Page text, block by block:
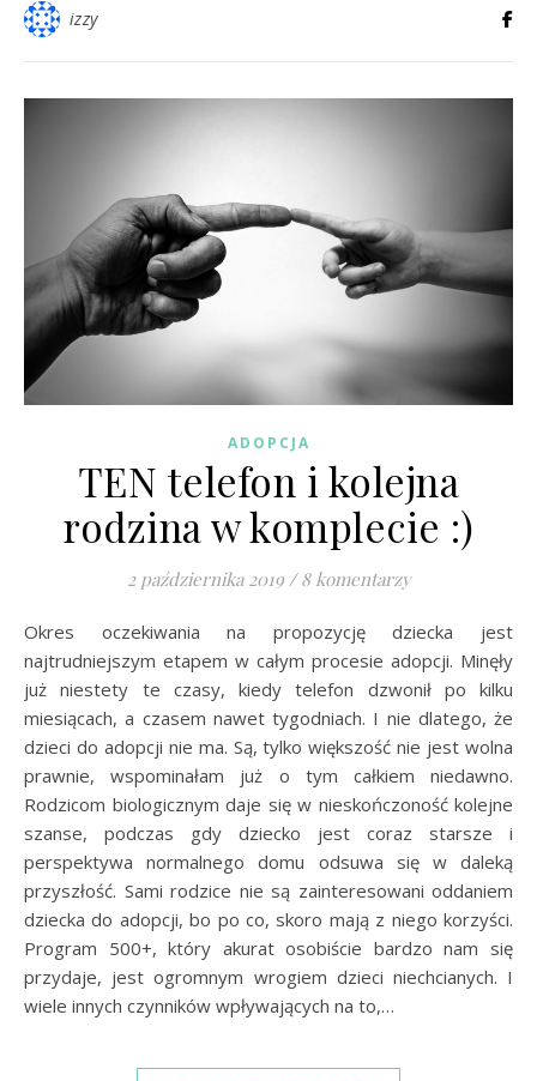
izzy
ADOPCJA
TEN telefon i kolejna
rodzina w komplecie :)
2 października 2019 / 8 komentarzy
Okres oczekiwania na propozycję dziecka jest
najtrudniejszym etapem w całym procesie adopcji. Minęły
już niestety te czasy, kiedy telefon dzwonił po kilku
miesiącach, a czasem nawet tygodniach. I nie dlatego, że
dzieci do adopcji nie ma. Są, tylko większość nie jest wolna
prawnie, wspominałam już o tym całkiem niedawno.
Rodzicom biologicznym daje się w nieskończoność kolejne
szanse, podczas gdy dziecko jest coraz starsze i
perspektywa normalnego domu odsuwa się w daleką
przyszłość. Sami rodzice nie są zainteresowani oddaniem
dziecka do adopcji, bo po co, skoro mają z niego korzyści.
Program 500+, który akurat osobiście bardzo nam się
przydaje, jest ogromnym wrogiem dzieci niechcianych. I
wiele innych czynników wpływających na to,…